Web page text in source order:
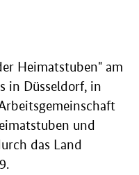
Heimatstuben" am
in Düsseldorf, in
und
das Land